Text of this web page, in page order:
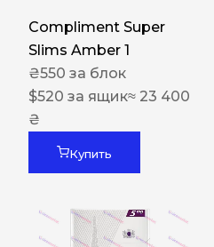
Compliment Super
Slims Amber 1
₴550 за блок
$520 за ящик≈ 23 400
₴
Купить